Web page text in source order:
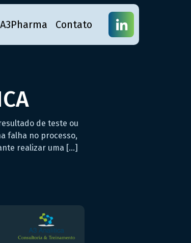
Contato
resultado de teste ou
falha no processo,
realizar uma […]